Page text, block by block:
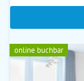
online buchbar